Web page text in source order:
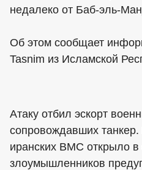
недалеко от Баб-эль-
Об этом сообщает
Tasnim из Исламской
Атаку отбил эскорт
сопровождавших
иранских ВМС открыло в
злоумышленников